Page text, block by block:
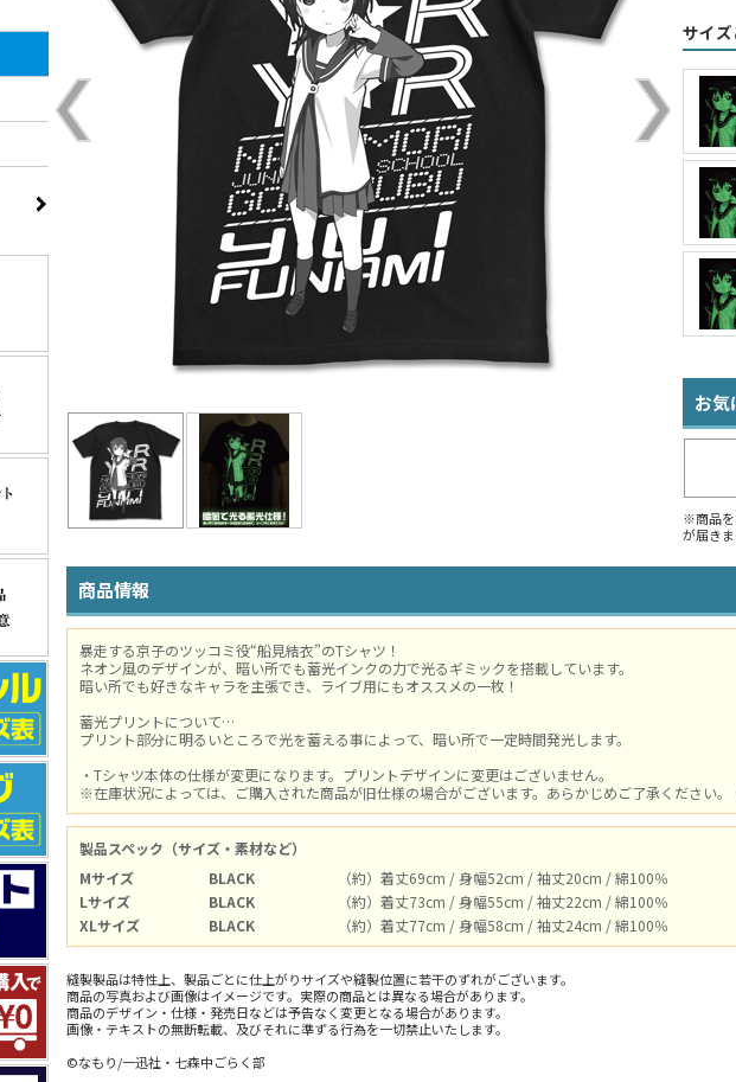
サイ
お気
※商品を
が届きま
商品情報
暴走する京子のツッコミ役“船見結衣”のTシャツ！
ネオン風のデザインが、暗い所でも蓄光インクの力で光るギミックを搭載しています。
暗い所でも好きなキャラを主張でき、ライブ用にもオススメの一枚！
蓄光プリントについて…
プリント部分に明るいところで光を蓄える事によって、暗い所で一定時間発光します。
・Tシャツ本体の仕様が変更になります。プリントデザインに変更はございません。
※在庫状況によっては、ご購入された商品が旧仕様の場合がございます。あらかじめご了承ください。
製品スペック（サイズ・素材など）
Mサイズ
BLACK
（約）着丈69cm / 身幅52cm / 袖丈20cm / 綿100％
Lサイズ
BLACK
（約）着丈73cm / 身幅55cm / 袖丈22cm / 綿100％
XLサイズ
BLACK （約）着丈77cm / 身幅58cm / 袖丈24cm / 綿100％
縫製製品は特性上、製品ごとに仕上がりサイズや縫製位置に若干のずれがございます。
商品の写真および画像はイメージです。実際の商品とは異なる場合があります。
商品のデザイン・仕様・発売日などは予告なく変更となる場合があります。
画像・テキストの無断転載、及びそれに準ずる行為を一切禁止いたします。
©なもり/一迅社・七森中ごらく部